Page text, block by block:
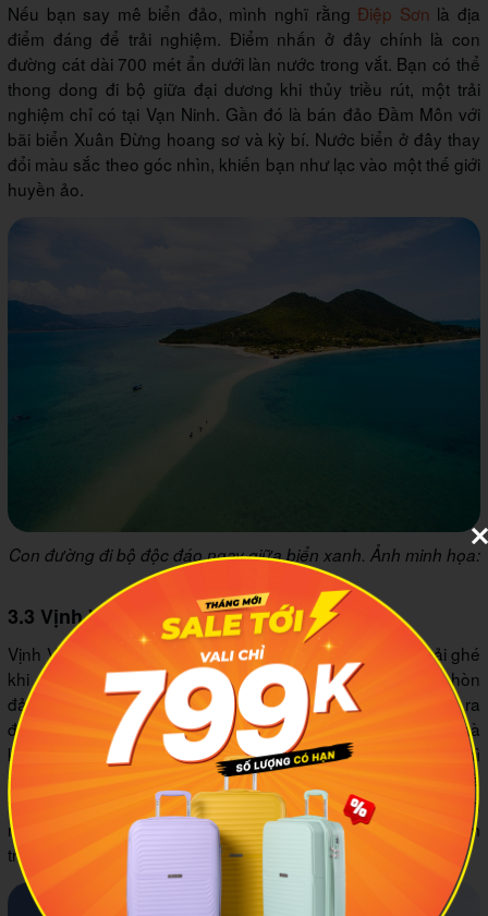
Nếu bạn say mê biển đảo, mình nghĩ rằngĐiệp Sơn là địa
điểm đáng để trải nghiệm. Điểm nhấn ở đây chính là con
đường cát dài 700 mét ẩn dưới làn nước trong vắt. Bạn có thể
thong dong đi bộ giữa đại dương khi thủy triều rút, một trải
nghiệm chỉ có tại Vạn Ninh. Gần đó là bán đảo Đầm Môn với
bãi biển Xuân Đừng hoang sơ và kỳ bí. Nước biển ở đây thay
đổi màu sắc theo góc nhìn, khiến bạn như lạc vào một thế giới
huyền ảo.
Con đường đi bộ độc đáo ngay giữa biển xanh. Ảnh minh họa:
3.3 Vịnh Vân Phong
Vịnh Vân Phong cũng là một địa danh bạn nhất định phải ghé
khi đi du lịch Vạn Ninh. Nơi này là quần thể gồm nhiều hòn
đảo nhỏ như Hòn Ông, Hòn Lớn. Bạn có thể thuê thuyền ra
đảo để lặn ngắm san hô, tận hưởng không gian riêng tư mà
không sợ bị đám đông làm phiền. Với những ai thích bơi lội thì
theo mình biển Đại Lãnh là thiên đường. Nước ở đây cạn và
trong, an toàn ngay cả khi bạn bơi ra xa. Khung cảnh non
nước hữu tình tại đây đã từng khiến vua Minh Mạng phải trầm
trồ đến mức khắc vào đỉnh đồng từ năm 1836.